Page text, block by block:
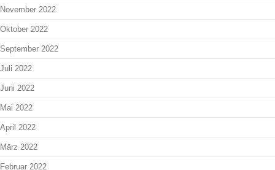
November 2022
Oktober 2022
September 2022
Juli 2022
Juni 2022
Mai 2022
April 2022
März 2022
Februar 2022